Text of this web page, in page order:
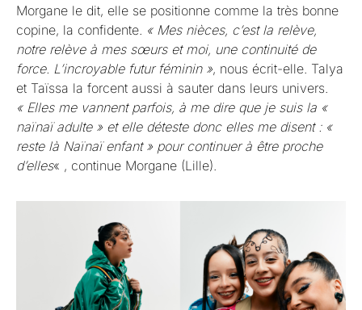
Morgane le dit, elle se positionne comme la très bonne
copine, la confidente. « Mes nièces, c’est la relève,
notre relève à mes sœurs et moi, une continuité de
force. L’incroyable futur féminin », nous écrit-elle. Talya
et Taïssa la forcent aussi à sauter dans leurs univers.
« Elles me vannent parfois, à me dire que je suis la «
naïnaï adulte » et elle déteste donc elles me disent : «
reste là Naïnaï enfant » pour continuer à être proche
d’elles« , continue Morgane (Lille).